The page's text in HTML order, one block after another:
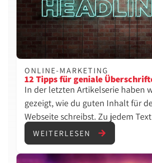
ONLINE-MARKETING
12 Tipps für geniale
In der letzten Artikelserie haben
gezeigt, wie du guten Inhalt für
Webseite schreibst. Zu jedem
allerdings auch eine gelungene
Eine gute und klickstarke
finden ist gar nicht so einfach.
WEITERLESEN